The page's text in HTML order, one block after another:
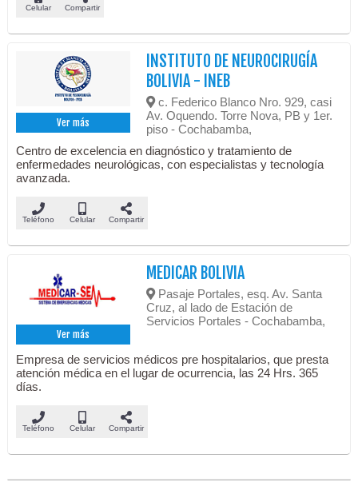
Celular Compartir
Ver más
INSTITUTO DE NEUROCIRUGÍA
BOLIVIA - INEB
c. Federico Blanco Nro. 929, casi
Av. Oquendo. Torre Nova, PB y 1er.
piso - Cochabamba,
Centro de excelencia en diagnóstico y tratamiento de
enfermedades neurológicas, con especialistas y tecnología
avanzada.
Teléfono Celular Compartir
Ver más
MEDICAR BOLIVIA
Pasaje Portales, esq. Av. Santa
Cruz, al lado de Estación de
Servicios Portales - Cochabamba,
Empresa de servicios médicos pre hospitalarios, que presta
atención médica en el lugar de ocurrencia, las 24 Hrs. 365
días.
Teléfono Celular Compartir